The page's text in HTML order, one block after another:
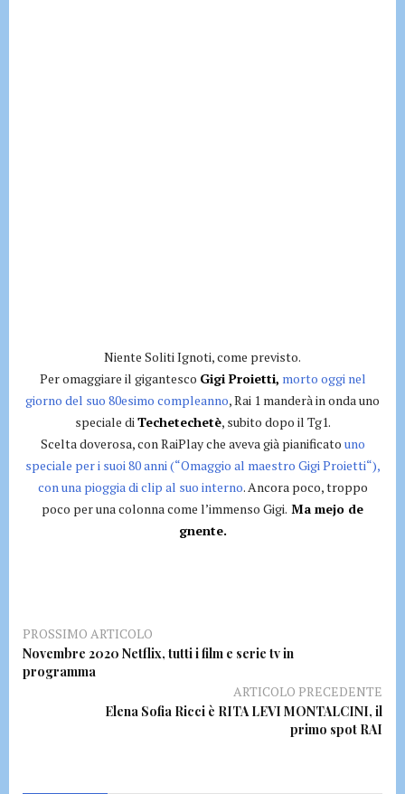
Niente Soliti Ignoti, come previsto.
Per omaggiare il gigantesco Gigi Proietti, morto oggi nel
giorno del suo 80esimo compleanno, Rai 1 manderà in onda uno
speciale diTechetechetè, subito dopo il Tg1.
Scelta doverosa, con RaiPlay che aveva già pianificato uno
speciale per i suoi 80 anni (“Omaggio al maestro Gigi Proietti“),
con una pioggia di clip al suo interno. Ancora poco, troppo
poco per una colonna come l’immenso Gigi. Ma mejo de
gnente.
PROSSIMO ARTICOLO
Novembre 2020 Netflix, tutti i film e serie tv in
programma
ARTICOLO PRECEDENTE
Elena Sofia Ricci è RITA LEVI MONTALCINI, il
primo spot RAI